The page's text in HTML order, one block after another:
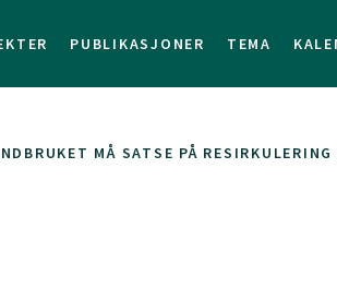
PUBLIKASJONER TEMA
MÅ SATSE PÅ